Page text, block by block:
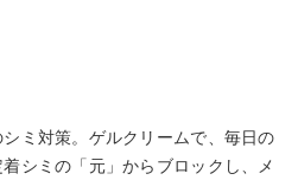
ミ対策。ゲルクリームで、毎日の
シミの「元」からブロックし、メ